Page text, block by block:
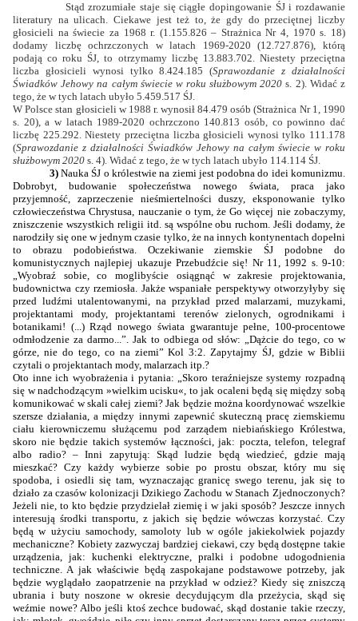
Stąd zrozumiałe staje się ciągłe dopingowanie ŚJ i rozdawanie
literatury na ulicach. Ciekawe jest też to, że gdy do przeciętnej liczby
głosicieli na świecie za 1968 r. (1.155.826 – Strażnica Nr 4, 1970 s. 18)
dodamy liczbę ochrzczonych w latach 1969-2020 (12.727.876), którą
podają co roku ŚJ, to otrzymamy liczbę 13.883.702. Niestety przeciętna
liczba głosicieli wynosi tylko 8.424.185 (Sprawozdanie z działalności
Świadków Jehowy na całym świecie w roku służbowym 2020 s. 2). Widać z
tego, że w tych latach ubyło 5.459.517 ŚJ.
W Polsce stan głosicieli w 1988 r. wynosił 84.479 osób (Strażnica Nr 1, 1990
s. 20), a w latach 1989-2020 ochrzczono 140.813 osób, co powinno dać
liczbę 225.292. Niestety przeciętna liczba głosicieli wynosi tylko 111.178
(Sprawozdanie z działalności Świadków Jehowy na całym świecie w roku
służbowym 2020 s. 4). Widać z tego, że w tych latach ubyło 114.114 ŚJ.
3)Nauka ŚJ o królestwie na ziemi jest podobna do idei komunizmu.
Dobrobyt, budowanie społeczeństwa nowego świata, praca jako
przyjemność, zaprzeczenie nieśmiertelności duszy, eksponowanie tylko
człowieczeństwa Chrystusa, nauczanie o tym, że Go więcej nie zobaczymy,
zniszczenie wszystkich religii itd. są wspólne obu ruchom. Jeśli dodamy, że
narodziły się one w jednym czasie tylko, że na innych kontynentach dopełni
to obrazu podobieństwa. Oczekiwanie ziemskie ŚJ podobne do
komunistycznych najlepiej ukazuje Przebudźcie się! Nr 11, 1992 s. 9-10:
„Wyobraź sobie, co moglibyście osiągnąć w zakresie projektowania,
budownictwa czy rzemiosła. Jakże wspaniałe perspektywy otworzyłyby się
przed ludźmi utalentowanymi, na przykład przed malarzami, muzykami,
projektantami mody, projektantami terenów zielonych, ogrodnikami i
botanikami! (...) Rząd nowego świata gwarantuje pełne, 100-procentowe
odmłodzenie za darmo...”. Jak to odbiega od słów: „Dążcie do tego, co w
górze, nie do tego, co na ziemi” Kol 3:2. Zapytajmy ŚJ, gdzie w Biblii
czytali o projektantach mody, malarzach itp.?
Oto inne ich wyobrażenia i pytania: „Skoro teraźniejsze systemy rozpadną
się w nadchodzącym »wielkim ucisku«, to jak ocaleni będą się między sobą
komunikować w skali całej ziemi? Jak będzie można koordynować wszelkie
szersze działania, a między innymi zapewnić skuteczną pracę ziemskiemu
ciału kierowniczemu służącemu pod zarządem niebiańskiego Królestwa,
skoro nie będzie takich systemów łączności, jak: poczta, telefon, telegraf
albo radio? – Inni zapytują: Skąd ludzie będą wiedzieć, gdzie mają
mieszkać? Czy każdy wybierze sobie po prostu obszar, który mu się
spodoba, i osiedli się tam, wyznaczając granicę swego terenu, jak się to
działo za czasów kolonizacji Dzikiego Zachodu w Stanach Zjednoczonych?
Jeżeli nie, to kto będzie przydzielał ziemię i w jaki sposób? Jeszcze innych
interesują środki transportu, z jakich się będzie wówczas korzystać. Czy
będą w użyciu samochody, samoloty lub w ogóle jakiekolwiek pojazdy
mechaniczne? Kobiety zazwyczaj bardziej ciekawi, czy będą dostępne takie
urządzenia, jak: kuchenki elektryczne, pralki i podobne udogodnienia
techniczne. A jak właściwie będą zaspokajane podstawowe potrzeby, jak
będzie wyglądało zaopatrzenie na przykład w odzież? Kiedy się zniszczą
ubrania i buty noszone w okresie decydującym dla przeżycia, skąd się
weźmie nowe? Albo jeśli ktoś zechce budować, skąd dostanie takie rzeczy,